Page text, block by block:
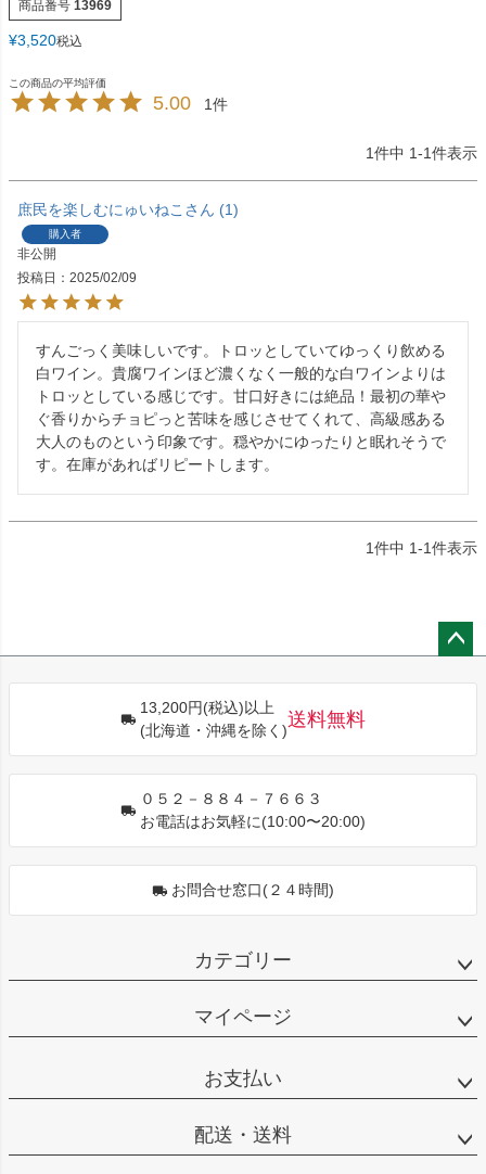
商品番号 13969
¥3,520税込
5.00 1
1件中 1-1件表示
庶民を楽しむにゅいねこ 1
購入者
非公開
投稿日
2025/02/09
すんごっく美味しいです。トロッとしていてゆっくり飲める
白ワイン。貴腐ワインほど濃くなく一般的な白ワインよりは
トロッとしている感じです。甘口好きには絶品！最初の華や
ぐ香りからチョピっと苦味を感じさせてくれて、高級感ある
大人のものという印象です。穏やかにゆったりと眠れそうで
す。在庫があればリピートします。
1件中 1-1件表示
13,200円(税込)以上
(北海道・沖縄を除く)
送料無料
０５２－８８４－７６６３
お電話はお気軽に(10:00〜20:00)
お問合せ窓口(２４時間)
カテゴリー
マイページ
お支払い
配送・送料